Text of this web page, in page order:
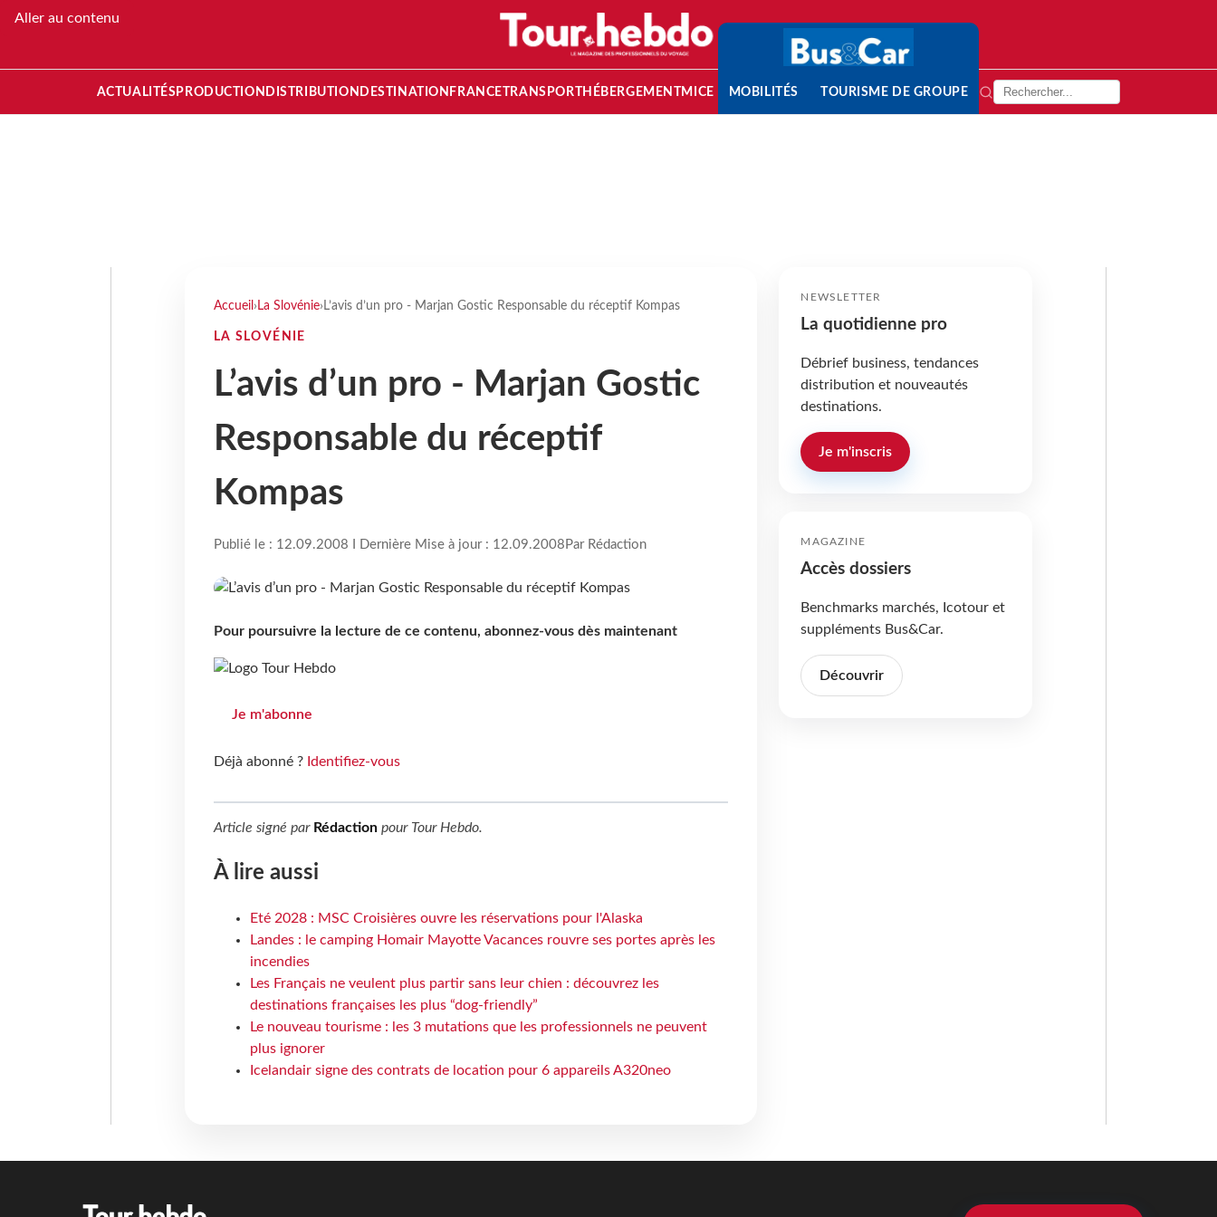
Aller au contenu
ACTUALITÉS PRODUCTION DISTRIBUTION DESTINATION FRANCETRANSPORT HÉBERGEMENTMICE MOBILITÉS TOURISME DE GROUPE
Accueil › La Slovénie› L’avis d’un pro - Marjan Gostic Responsable du réceptif Kompas
LA SLOVÉNIE
L’avis d’un pro - Marjan Gostic
Responsable du réceptif
Kompas
Publié le : 12.09.2008 I Dernière Mise à jour : 12.09.2008 Par Rédaction
Pour poursuivre la lecture de ce contenu, abonnez-vous dès maintenant
Je m'abonne
Déjà abonné ? Identifiez-vous
Article signé par Rédactionpour Tour Hebdo.
À lire aussi
Eté 2028 : MSC Croisières ouvre les réservations pour l'Alaska
Landes : le camping Homair Mayotte Vacances rouvre ses portes après les
incendies
Les Français ne veulent plus partir sans leur chien : découvrez les
destinations françaises les plus “dog-friendly”
Le nouveau tourisme : les 3 mutations que les professionnels ne peuvent
plus ignorer
Icelandair signe des contrats de location pour 6 appareils A320neo
NEWSLETTER
La quotidienne pro
Débrief business, tendances
distribution et nouveautés
destinations.
Je m'inscris
MAGAZINE
Accès dossiers
Benchmarks marchés, Icotour et
suppléments Bus&Car.
Découvrir